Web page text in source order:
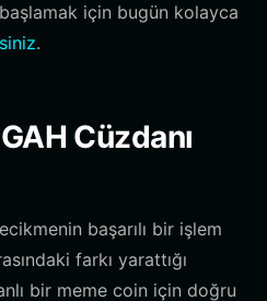
için bugün kolayca
.
Cüzdanı
başarılı bir işlem
farkı yarattığı
bir meme coin için doğru